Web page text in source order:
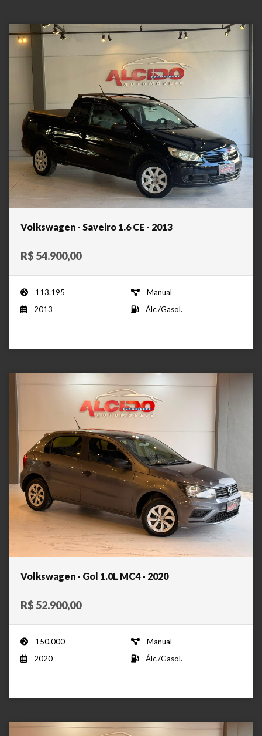
Volkswagen - Saveiro 1.6 CE - 2013
R$ 54.900,00
113.195
Manual
2013
Álc./Gasol.
Volkswagen - Gol 1.0L MC4 - 2020
R$ 52.900,00
150.000
Manual
2020
Álc./Gasol.